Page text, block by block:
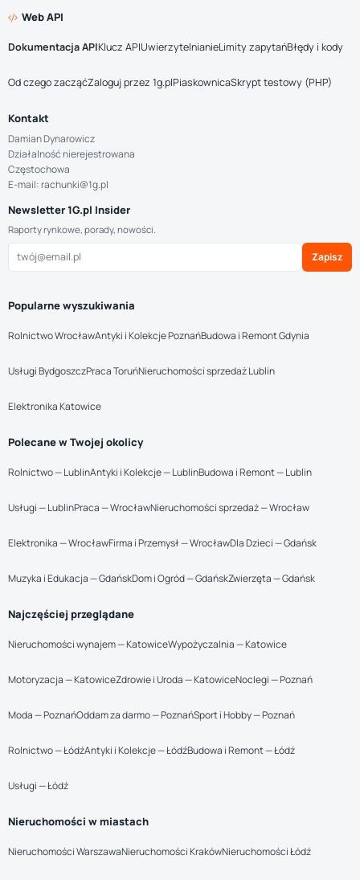
Web API
Dokumentacja APIKlucz APIUwierzytelnianieLimity zapytańBłędy i kody
Od czego zacząćZaloguj przez 1g.plPiaskownicaSkrypt testowy (PHP)
Kontakt
Damian Dynarowicz
Działalność nierejestrowana
Częstochowa
E-mail: rachunki@1g.pl
Newsletter 1G.pl Insider
Raporty rynkowe, porady, nowości.
Zapisz
Popularne wyszukiwania
Rolnictwo WrocławAntyki i Kolekcje PoznańBudowa i Remont Gdynia
Usługi BydgoszczPraca ToruńNieruchomości sprzedaż Lublin
Elektronika Katowice
Polecane w Twojej okolicy
Rolnictwo — LublinAntyki i Kolekcje — LublinBudowa i Remont — Lublin
Usługi — LublinPraca — WrocławNieruchomości sprzedaż — Wrocław
Elektronika — WrocławFirma i Przemysł — WrocławDla Dzieci — Gdańsk
Muzyka i Edukacja — GdańskDom i Ogród — GdańskZwierzęta — Gdańsk
Najczęściej przeglądane
Nieruchomości wynajem — KatowiceWypożyczalnia — Katowice
Motoryzacja — KatowiceZdrowie i Uroda — KatowiceNoclegi — Poznań
Moda — PoznańOddam za darmo — PoznańSport i Hobby — Poznań
Rolnictwo — ŁódźAntyki i Kolekcje — ŁódźBudowa i Remont — Łódź
Usługi — Łódź
Nieruchomości w miastach
Nieruchomości WarszawaNieruchomości KrakówNieruchomości Łódź